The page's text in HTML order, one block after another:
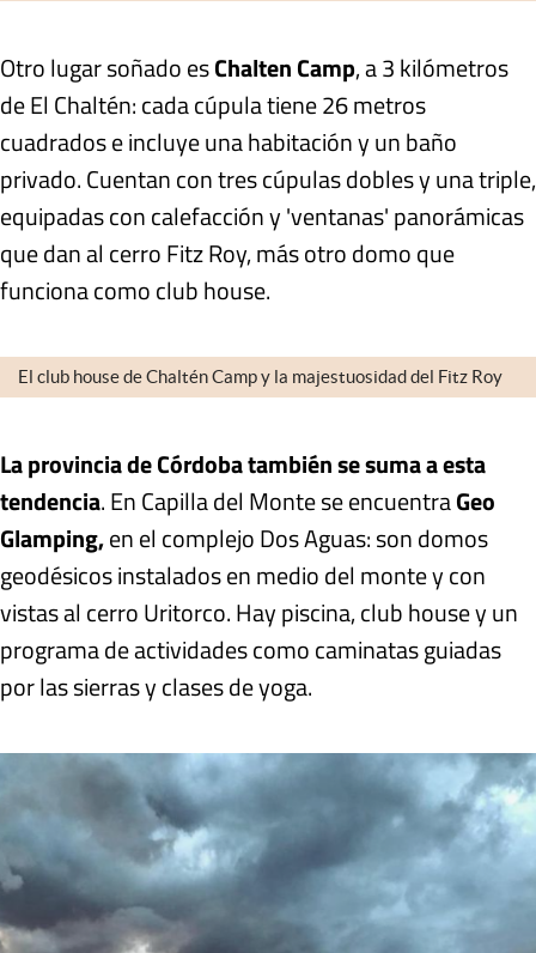
Otro lugar soñado esChalten Camp, a 3 kilómetros
de El Chaltén:cada cúpula tiene 26 metros
cuadradose incluye una habitación y un baño
privado. Cuentan con tres cúpulas dobles y una triple,
equipadas con calefacción y'ventanas' panorámicas
que dan al cerro Fitz Roy, más otro domo que
funciona como club house.
El club house de Chaltén Camp y la majestuosidad del Fitz Roy
La provincia de Córdoba también se suma a esta
tendencia. En Capilla del Monte se encuentraGeo
Glamping,en el complejo Dos Aguas: sondomos
geodésicos instalados en medio del monte y con
vistas al cerro Uritorco. Hay piscina, club house y un
programa de actividades como caminatas guiadas
por las sierras y clases de yoga.